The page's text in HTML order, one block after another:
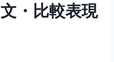
・比較表現